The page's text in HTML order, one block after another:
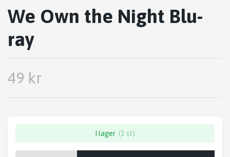
We Own the Night Blu-
ray
49 kr
I lager (1 st)